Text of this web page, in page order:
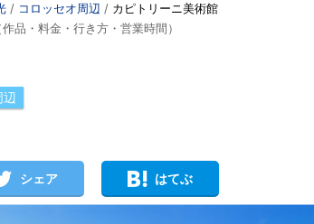
/ コロッセオ周辺 / カピトリーニ美術館
品・料金・行き方・営業時間）
辺
シェア はてぶ